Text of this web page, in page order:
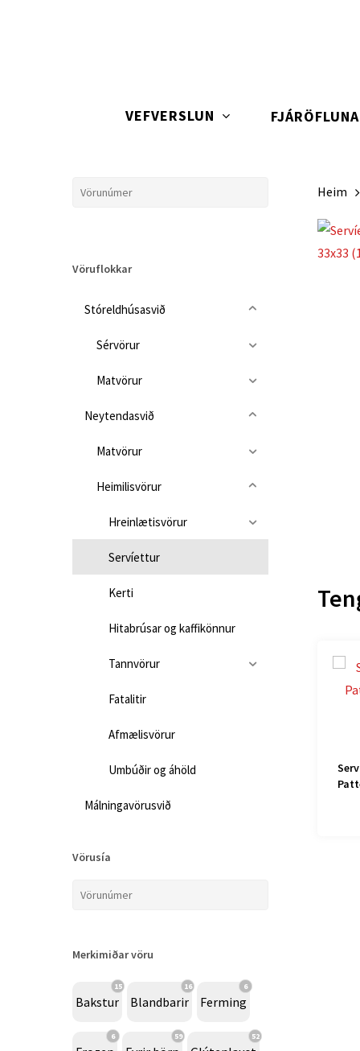
VEFVERSLUN
Vöruflokkar
Stóreldhúsasvið
Sérvörur
Matvörur
Neytendasvið
Matvörur
Heimilisvörur
Hreinlætisvörur
Servíettur
Kerti
Hitabrúsar og kaffikönnur
Tannvörur
Fatalitir
Afmælisvörur
Umbúðir og áhöld
Málningavörusvið
Vörusía
Merkimiðar vöru
15
Bakstur
16
Blandbarir
6
Ferming
6 59 52
Heim